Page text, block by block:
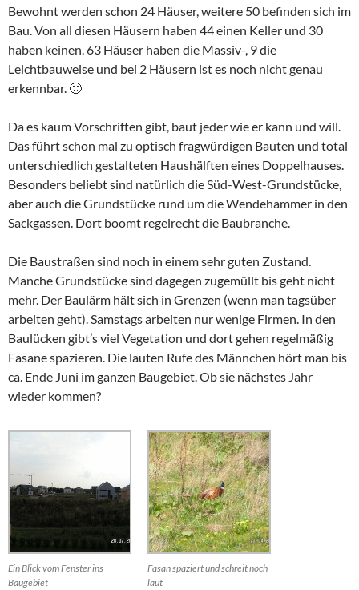
Bewohnt werden schon 24 Häuser, weitere 50 befinden sich im
Bau. Von all diesen Häusern haben 44 einen Keller und 30
haben keinen. 63 Häuser haben die Massiv-, 9 die
Leichtbauweise und bei 2 Häusern ist es noch nicht genau
erkennbar. 🙂
Da es kaum Vorschriften gibt, baut jeder wie er kann und will.
Das führt schon mal zu optisch fragwürdigen Bauten und total
unterschiedlich gestalteten Haushälften eines Doppelhauses.
Besonders beliebt sind natürlich die Süd-West-Grundstücke,
aber auch die Grundstücke rund um die Wendehammer in den
Sackgassen. Dort boomt regelrecht die Baubranche.
Die Baustraßen sind noch in einem sehr guten Zustand.
Manche Grundstücke sind dagegen zugemüllt bis geht nicht
mehr. Der Baulärm hält sich in Grenzen (wenn man tagsüber
arbeiten geht). Samstags arbeiten nur wenige Firmen. In den
Baulücken gibt’s viel Vegetation und dort gehen regelmäßig
Fasane spazieren. Die lauten Rufe des Männchen hört man bis
ca. Ende Juni im ganzen Baugebiet. Ob sie nächstes Jahr
wieder kommen?
Ein Blick vom Fenster ins
Baugebiet
Fasan spaziert und schreit noch
laut